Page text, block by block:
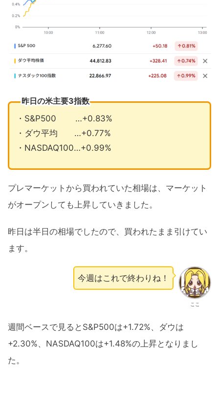
昨日の米主要3指数
・S&P500 …+0.83%
・ダウ平均 …+0.77%
・NASDAQ100…+0.99%
プレマーケットから買われていた相場は、マーケット
がオープンしても上昇していきました。
昨日は半日の相場でしたので、買われたまま引けてい
ます。
ここ
今週はこれで終わりね！
週間ベースで見るとS&P500は+1.72%、ダウは
+2.30%、NASDAQ100は+1.48%の上昇となりまし
た。